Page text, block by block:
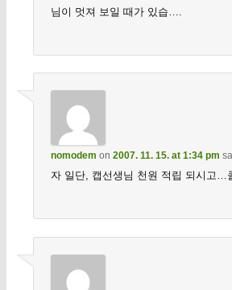
님이 멋져 보일 때가 있습….
nomodem on 2007. 11. 15. at 1:34 pm
자 일단, 캡선생님 천원 적립 되시고…